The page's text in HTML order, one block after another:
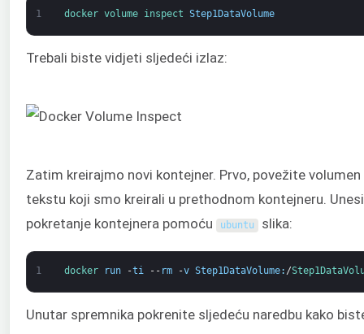
1 docker volume inspect Step1DataVolume
Trebali biste vidjeti sljedeći izlaz:
Zatim kreirajmo novi kontejner. Prvo, povežite
tekstu koji smo kreirali u prethodnom kontejneru.
pokretanje kontejnera pomoću
ubuntu slika:
1 docker run -ti -- rm -v Step1DataVolume: /
Unutar spremnika pokrenite sljedeću naredbu kako